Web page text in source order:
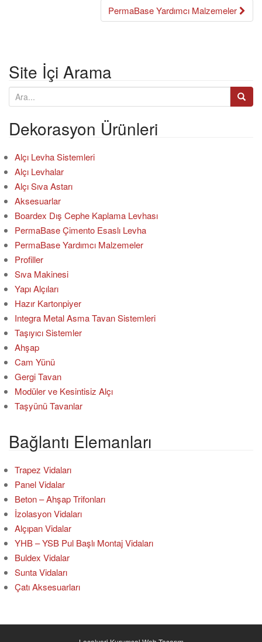
PermaBase Yardımcı Malzemeler
Site İçi Arama
r
a
:Dekorasyon Ürünleri
Alçı Levha Sistemleri
Alçı Levhalar
Alçı Sıva Astarı
Aksesuarlar
Boardex Dış Cephe Kaplama Levhası
PermaBase Çimento Esaslı Levha
PermaBase Yardımcı Malzemeler
Profiller
Sıva Makinesi
Yapı Alçıları
Hazır Kartonpiyer
Integra Metal Asma Tavan Sistemleri
Taşıyıcı Sistemler
Ahşap
Cam Yünü
Gergi Tavan
Modüler ve Kesintisiz Alçı
Taşyünü Tavanlar
Bağlantı Elemanları
Trapez Vidaları
Panel Vidalar
Beton – Ahşap Trifonları
İzolasyon Vidaları
Alçıpan Vidalar
YHB – YSB Pul Başlı Montaj Vidaları
Buldex Vidalar
Sunta Vidaları
Çatı Aksesuarları